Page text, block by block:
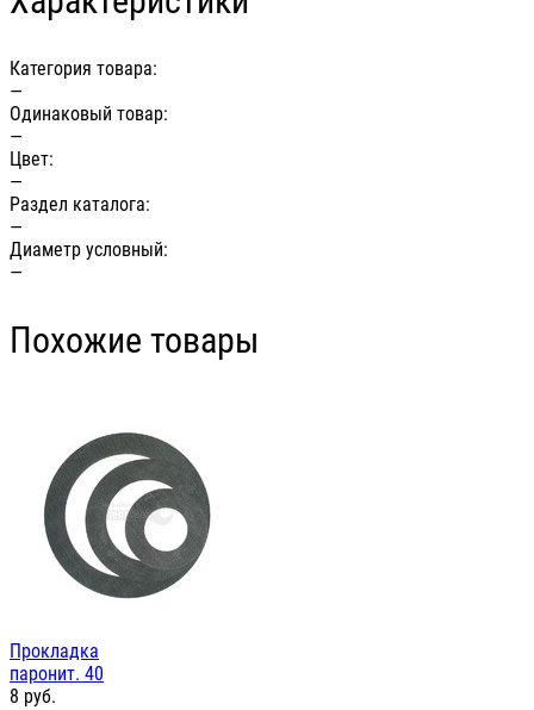
Категория товара:
—
Одинаковый товар:
—
Цвет:
—
Раздел каталога:
—
Диаметр условный:
—
Похожие товары
Прокладка
паронит. 40
8 руб.